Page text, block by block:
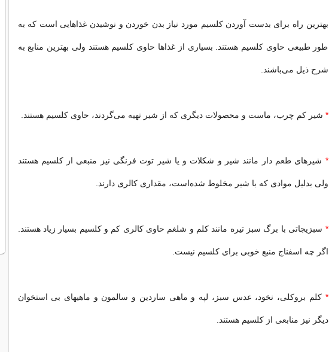
بهترین راه برای بدست آوردن کلسیم مورد نیاز بدن خوردن و نوشیدن غذاهایی است که به
طور طبیعی حاوی کلسیم هستند. بسیاری از غذاها حاوی کلسیم هستند ولی بهترین منابع به
شرح ذیل می‌باشند.
* شیر کم چرب، ماست و محصولات دیگری که از شیر تهیه می‌گردند، حاوی کلسیم هستند.
* شیرهای طعم دار مانند شیر و شکلات و یا شیر توت فرنگی نیز منبعی از کلسیم هستند
ولی بدلیل موادی که با شیر مخلوط شده‌است، مقداری کالری دارند.
* سبزیجاتی با برگ سبز تیره مانند کلم و شلغم حاوی کالری کم و کلسیم بسیار زیاد هستند.
اگر چه اسفناج منبع خوبی برای کلسیم نیست.
* کلم بروکلی، نخود، عدس سبز، لپه و ماهی ساردین و سالمون و ماهیهای بی استخوان
دیگر نیز منابعی از کلسیم هستند.